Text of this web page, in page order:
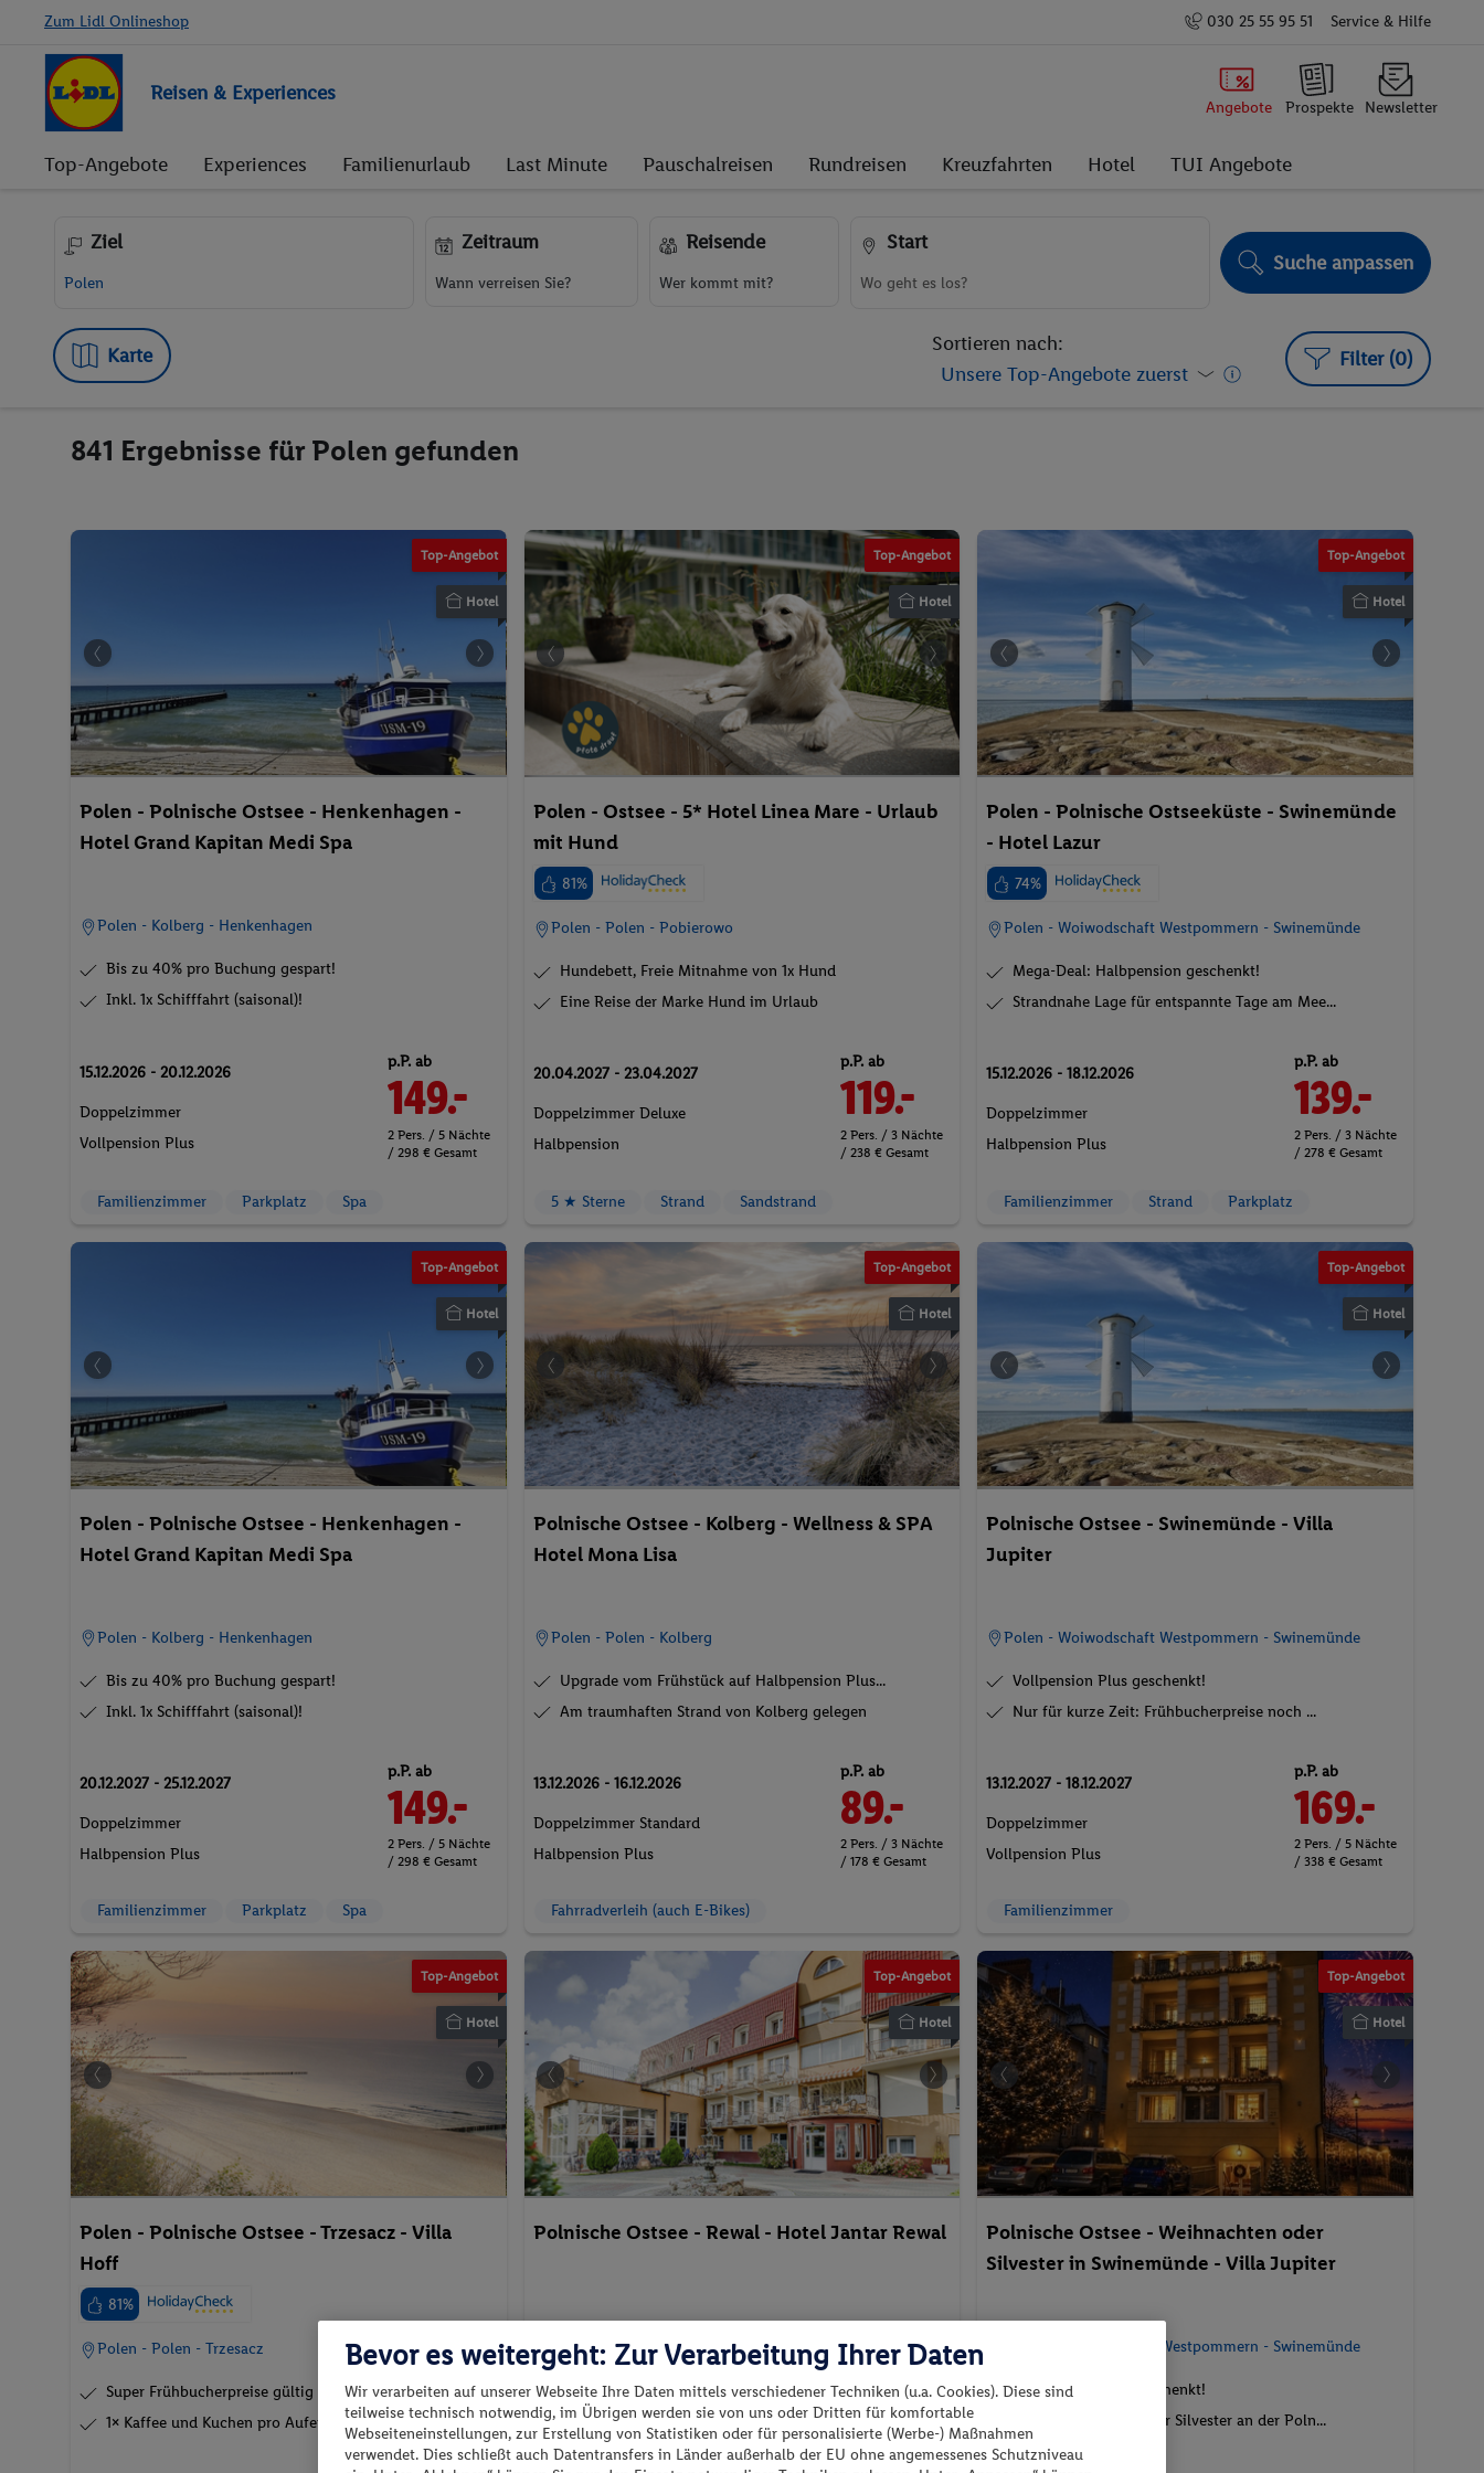
Zum Lidl Onlineshop 030 25 55 95 51 Service & Hilfe
Reisen & Experiences
Angebote Prospekte Newsletter
Top-Angebote Experiences Familienurlaub Last Minute Pauschalreisen Rundreisen Kreuzfahrten Hotel TUI Angebote
Ziel Zeitraum
Wann verreisen Sie?
Reisende
Wer kommt mit?
Start
Suche anpassen
Karte
Sortieren nach:
Unsere Top-Angebote zuerst
Filter (0)
841 Ergebnisse für Polen gefunden
Top-Angebot
Hotel
Polen - Polnische Ostsee - Henkenhagen -
Hotel Grand Kapitan Medi Spa
Polen - Kolberg - Henkenhagen
Bis zu 40% pro Buchung gespart!
Inkl. 1x Schifffahrt (saisonal)!
15.12.2026 - 20.12.2026
Doppelzimmer
Vollpension Plus
p.P. ab
149.-
2 Pers. / 5 Nächte
/ 298 € Gesamt
Familienzimmer Parkplatz Spa
Top-Angebot
Hotel
Polen - Ostsee - 5* Hotel Linea Mare - Urlaub
mit Hund
81%
Polen - Polen - Pobierowo
Hundebett, Freie Mitnahme von 1x Hund
Eine Reise der Marke Hund im Urlaub
20.04.2027 - 23.04.2027
Doppelzimmer Deluxe
Halbpension
p.P. ab
119.-
2 Pers. / 3 Nächte
/ 238 € Gesamt
5 ★ Sterne Strand Sandstrand
Top-Angebot
Hotel
Polen - Polnische Ostseeküste - Swinemünde
- Hotel Lazur
74%
Polen - Woiwodschaft Westpommern - Swinemünde
Mega-Deal: Halbpension geschenkt!
Strandnahe Lage für entspannte Tage am Mee...
15.12.2026 - 18.12.2026
Doppelzimmer
Halbpension Plus
p.P. ab
139.-
2 Pers. / 3 Nächte
/ 278 € Gesamt
Familienzimmer Strand Parkplatz
Top-Angebot
Hotel
Polen - Polnische Ostsee - Henkenhagen -
Hotel Grand Kapitan Medi Spa
Polen - Kolberg - Henkenhagen
Bis zu 40% pro Buchung gespart!
Inkl. 1x Schifffahrt (saisonal)!
20.12.2027 - 25.12.2027
Doppelzimmer
Halbpension Plus
p.P. ab
149.-
2 Pers. / 5 Nächte
/ 298 € Gesamt
Familienzimmer Parkplatz Spa
Top-Angebot
Hotel
Polnische Ostsee - Kolberg - Wellness & SPA
Hotel Mona Lisa
Polen - Polen - Kolberg
Upgrade vom Frühstück auf Halbpension Plus...
Am traumhaften Strand von Kolberg gelegen
13.12.2026 - 16.12.2026
Doppelzimmer Standard
Halbpension Plus
p.P. ab
89.-
2 Pers. / 3 Nächte
/ 178 € Gesamt
Fahrradverleih (auch E-Bikes)
Top-Angebot
Hotel
Polnische Ostsee - Swinemünde - Villa
Jupiter
Polen - Woiwodschaft Westpommern - Swinemünde
Vollpension Plus geschenkt!
Nur für kurze Zeit: Frühbucherpreise noch ...
13.12.2027 - 18.12.2027
Doppelzimmer
Vollpension Plus
p.P. ab
169.-
2 Pers. / 5 Nächte
/ 338 € Gesamt
Familienzimmer
Top-Angebot
Hotel
Polen - Polnische Ostsee - Trzesacz - Villa
Hoff
81%
Polen - Polen - Trzesacz
Super Frühbucherpreise gültig bis 15.06.26
1× Kaffee und Kuchen pro Aufenthalt gesche...
Top-Angebot
Hotel
Polnische Ostsee - Rewal - Hotel Jantar Rewal
Polen - Polen - Rewal
Geschenkt: 1 Fl. Champagner & Obstteller, ...
Beste Lage - nur ca. 20 m zum Strand
Top-Angebot
Hotel
Polnische Ostsee - Weihnachten oder
Silvester in Swinemünde - Villa Jupiter
Polen - Woiwodschaft Westpommern - Swinemünde
Vollpension Plus geschenkt!
Weihnachten und/oder Silvester an der Poln...
Bevor es weitergeht: Zur Verarbeitung Ihrer Daten
Wir verarbeiten auf unserer Webseite Ihre Daten mittels verschiedener Techniken (u.a. Cookies). Diese sind
teilweise technisch notwendig, im Übrigen werden sie von uns oder Dritten für komfortable
Webseiteneinstellungen, zur Erstellung von Statistiken oder für personalisierte (Werbe-) Maßnahmen
verwendet. Dies schließt auch Datentransfers in Länder außerhalb der EU ohne angemessenes Schutzniveau